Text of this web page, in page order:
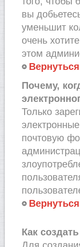
вы
уменьшит
очень
этом
Почему,
Только
почтовую
Как